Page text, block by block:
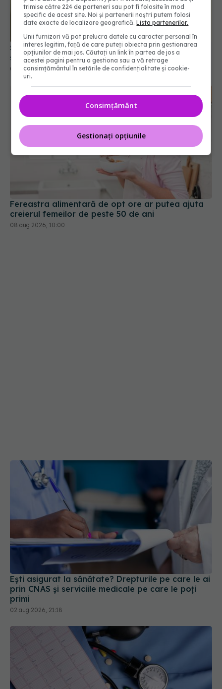
Șeful CNAS, mesaj după revolta radiologilor: În
sănătate, timpul se măsoară în șanse la viață
04 aug 2026, 10:10
Fereastra alimentară de opt ore ar putea ajuta
creierul femeilor de peste 50 de ani
08 aug 2026, 10:00
Ești asigurat la sănătate? Drepturile pe care le ai
prin CNAS și serviciile medicale pe care le poți
primi
02 aug 2026, 21:18
trimise către 224 de parteneri sau pot fi folosite în mod
specific de acest site. Noi și partenerii noștri putem folosi
date exacte de localizare geografică.Lista partenerilor.
Unii furnizori vă pot prelucra datele cu caracter personal în
interes legitim, față de care puteți obiecta prin gestionarea
opțiunilor de mai jos. Căutați un link în partea de jos a
acestei pagini pentru a gestiona sau a vă retrage
consimțământul în setările de confidențialitate și cookie-
uri.
Consimțământ
Gestionați opțiunile